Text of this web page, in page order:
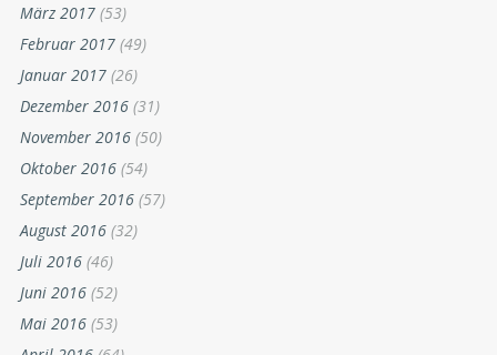
März 2017 (53)
Februar 2017 (49)
Januar 2017 (26)
Dezember 2016 (31)
November 2016 (50)
Oktober 2016 (54)
September 2016 (57)
August 2016 (32)
Juli 2016 (46)
Juni 2016 (52)
Mai 2016 (53)